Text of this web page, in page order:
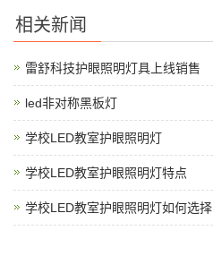
相关新闻
雷舒科技护眼照明灯具上线销售
led非对称黑板灯
学校LED教室护眼照明灯
学校LED教室护眼照明灯特点
学校LED教室护眼照明灯如何选择